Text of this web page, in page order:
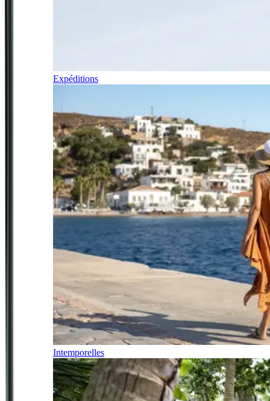
Expéditions
Intemporelles